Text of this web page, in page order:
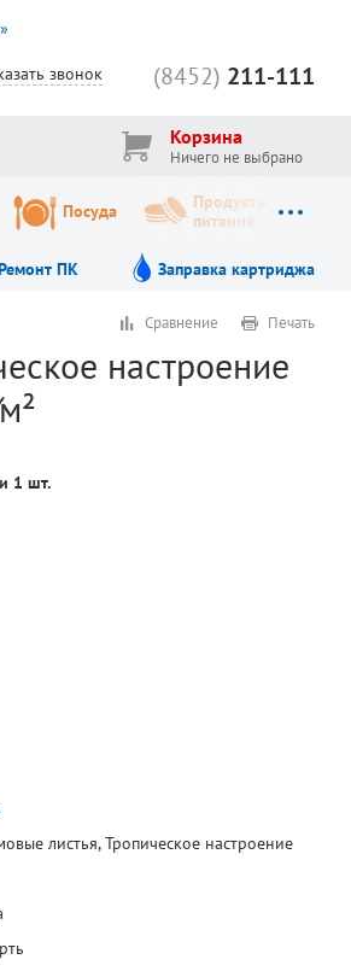
(8452) 211-111
звонок
Корзина
Ничего не выбрано
Посуда
Продукты
питания
ПК Заправка картриджа
настроение
Сравнение Печать
1 шт.
листья,Тропическое настроение